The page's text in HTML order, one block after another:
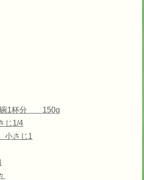
碗1杯分 150g
じ1/4
さじ1